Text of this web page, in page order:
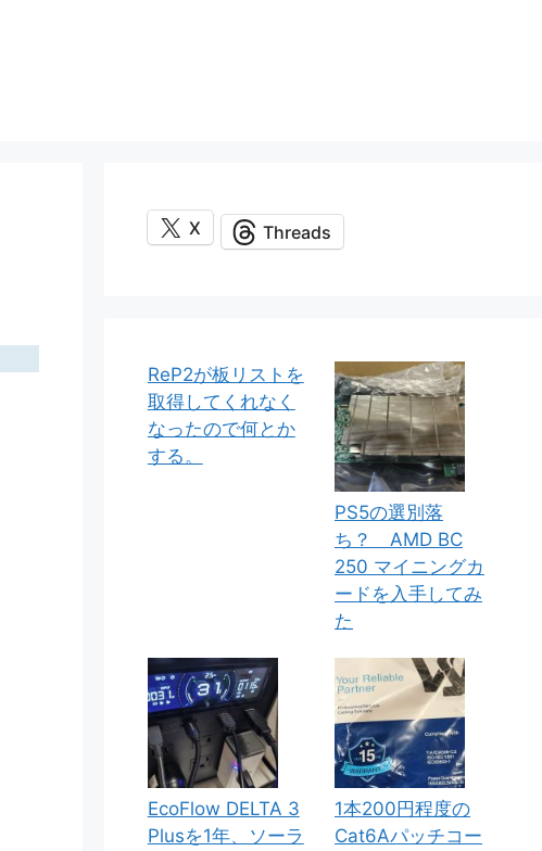
X Threads
ReP2が板リストを
取得してくれなく
なったので何とか
する。
PS5の選別落
ち？ AMD BC
250 マイニングカ
ードを入手してみ
た
EcoFlow DELTA 3
Plusを1年、ソーラ
1本200円程度の
Cat6Aパッチコー